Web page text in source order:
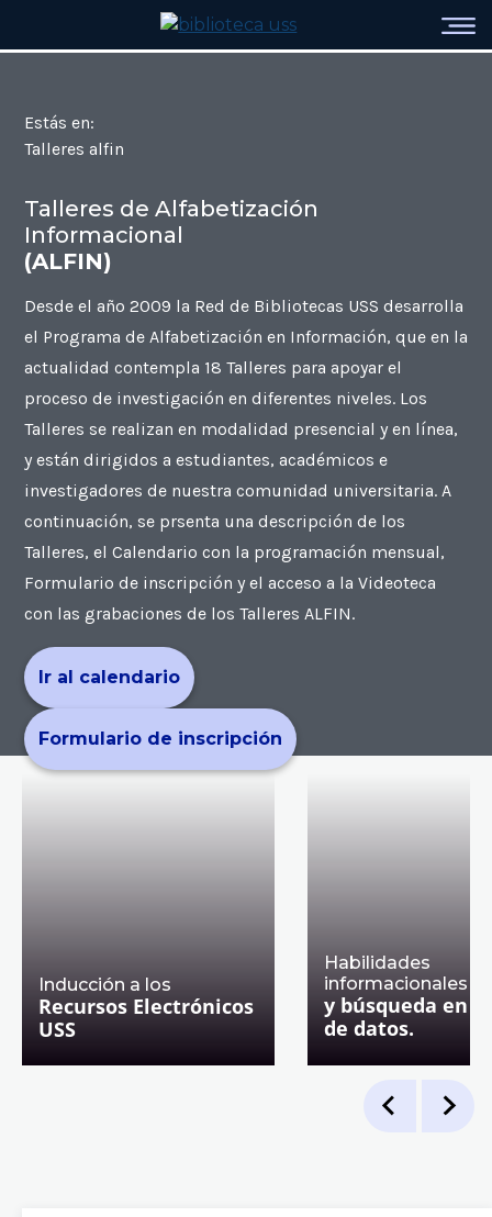
Estás en:
Talleres alfin
Talleres de Alfabetización
Informacional
(ALFIN)
Desde el año 2009 la Red de Bibliotecas USS desarrolla
el Programa de Alfabetización en Información, que en la
actualidad contempla 18 Talleres para apoyar el
proceso de investigación en diferentes niveles. Los
Talleres se realizan en modalidad presencial y en línea,
y están dirigidos a estudiantes, académicos e
investigadores de nuestra comunidad universitaria. A
continuación, se prsenta una descripción de los
Talleres, el Calendario con la programación mensual,
Formulario de inscripción y el acceso a la Videoteca
con las grabaciones de los Talleres ALFIN.
Ir al calendario
Formulario de inscripción
Inducción a los
Recursos Electrónicos
USS
Habilidades
informacionales
y búsqueda en
de datos.